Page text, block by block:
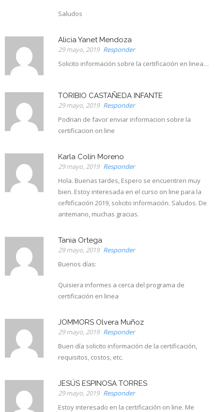
Saludos
Alicia Yanet Mendoza
29 mayo, 2019 Responder
Solicito información sobre la certificación en linea…
TORIBIO CASTAÑEDA INFANTE
29 mayo, 2019 Responder
Podrian de favor enviar informacion sobre la
certificacion on line
Karla Colín Moreno
29 mayo, 2019 Responder
Hola. Buenas tardes, Espero se encuentren muy
bien. Estoy interesada en el curso on line para la
ceftificación 2019, solicito información. Saludos. De
antemano, muchas gracias.
Tania Ortega
29 mayo, 2019 Responder
Buenos días:
Quisiera informes a cerca del programa de
certificación en linea
JOMMORS Olvera Muñoz
29 mayo, 2019 Responder
Buen día solicito información de la certificación,
requisitos, costos, etc.
JESÚS ESPINOSA TORRES
29 mayo, 2019 Responder
Estoy interesado en la certificación on line. Me